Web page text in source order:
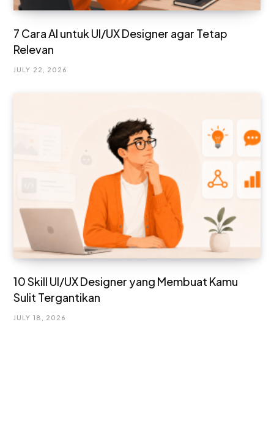
7 Cara AI untuk UI/UX Designer agar Tetap
Relevan
JULY 22, 2026
10 Skill UI/UX Designer yang Membuat Kamu
Sulit Tergantikan
JULY 18, 2026